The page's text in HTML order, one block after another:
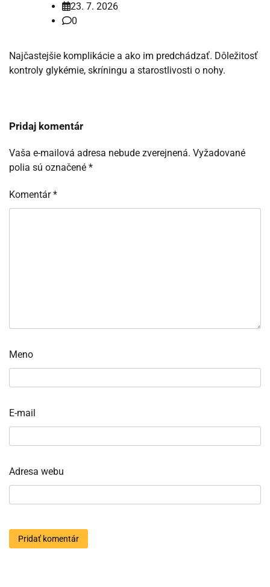
23. 7. 2026
0
Najčastejšie komplikácie a ako im predchádzať. Dôležitosť
kontroly glykémie, skríningu a starostlivosti o nohy.
Pridaj komentár
Vaša e-mailová adresa nebude zverejnená. Vyžadované
polia sú označené *
Komentár*
Meno
E-mail
Adresa webu